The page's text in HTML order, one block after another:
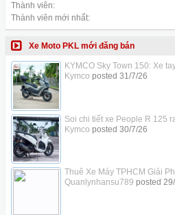
Thành viên:
Thành viên mới nhất:
Xe Moto PKL mới đăng bán
KYMCO Sky Town 150: Xe
Kymco posted 31/7/26
Soi chi tiết xe People R 125
Kymco posted 30/7/26
Thuê Xe Máy TPHCM Giải
Quanlynhansu789 posted